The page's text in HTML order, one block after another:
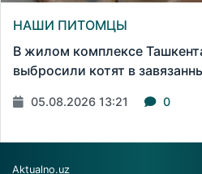
НАШИ ПИТОМЦЫ
В жилом комплексе
выбросили котят в
05.08.2026 13:21 0
Aktualno.uz